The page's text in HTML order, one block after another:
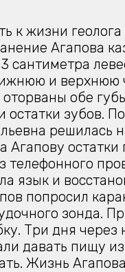
к жизни геолога
Агапова
сантиметра
и верхнюю
обе
остатки зубов.
решилась
Агапову
телефонного
язык и
попросил
зонда.
Три дня через
давать пищу
Жизнь